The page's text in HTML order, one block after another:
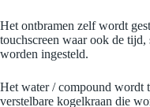
Het ontbramen zelf wordt
touchscreen waar ook de
worden ingesteld.
Het water / compound wordt
verstelbare kogelkraan die